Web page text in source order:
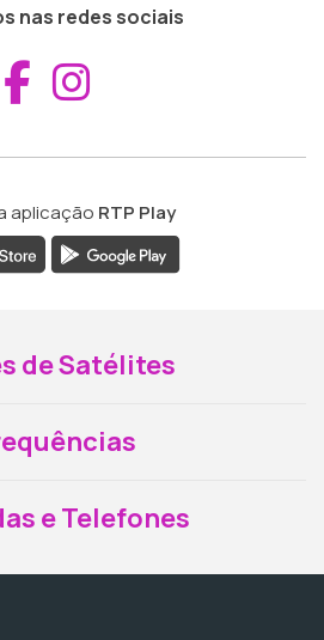
nas redes sociais
Aceder ao
aplicação RTP Play
de Satélites
e Telefones